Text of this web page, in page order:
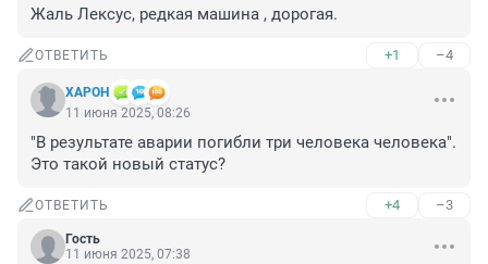
Жаль Лексус, редкая машина , дорогая.
ОТВЕТИТЬ +1 –4
XAPOH
11 июня 2025, 08:26
"В результате аварии погибли три человека человека".
Это такой новый статус?
ОТВЕТИТЬ +4 –3
Гость
11 июня 2025, 07:38